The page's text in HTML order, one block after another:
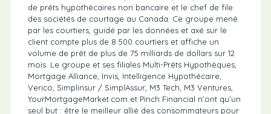
de prêts hypothécaires non bancaire et le chef de file
des sociétés de courtage au Canada. Ce groupe mené
par les courtiers, guidé par les données et axé sur le
client compte plus de 8 500 courtiers et affiche un
volume de prêt de plus de 75 milliards de dollars sur 12
mois. Le groupe et ses filiales Multi-Prêts Hypothèques,
Mortgage Alliance, Invis, Intelligence Hypothécaire,
Verico, Simplinsur / SimplAssur, M3 Tech, M3 Ventures,
YourMortgageMarket.com et Pinch Financial n’ont qu’un
seul but : être le meilleur allié des consommateurs pour